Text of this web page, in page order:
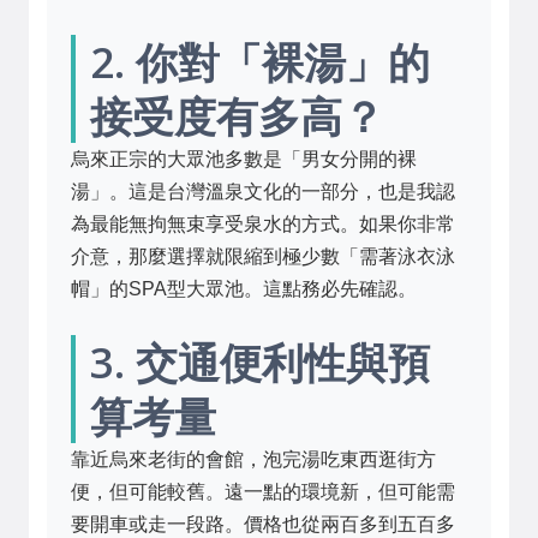
2. 你對「裸湯」的
接受度有多高？
烏來正宗的大眾池多數是「男女分開的裸
湯」。這是台灣溫泉文化的一部分，也是我認
為最能無拘無束享受泉水的方式。如果你非常
介意，那麼選擇就限縮到極少數「需著泳衣泳
帽」的SPA型大眾池。這點務必先確認。
3. 交通便利性與預
算考量
靠近烏來老街的會館，泡完湯吃東西逛街方
便，但可能較舊。遠一點的環境新，但可能需
要開車或走一段路。價格也從兩百多到五百多